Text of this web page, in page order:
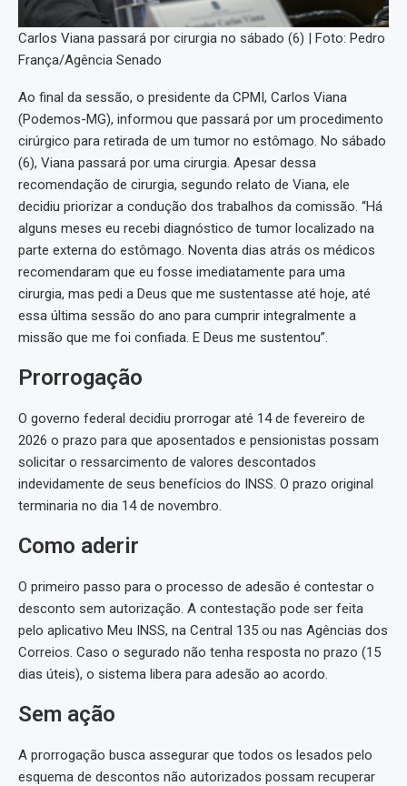
Carlos Viana passará por cirurgia no sábado (6) | Foto: Pedro
França/Agência Senado
Ao final da sessão, o presidente da CPMI, Carlos Viana
(Podemos-MG), informou que passará por um procedimento
cirúrgico para retirada de um tumor no estômago. No sábado
(6), Viana passará por uma cirurgia. Apesar dessa
recomendação de cirurgia, segundo relato de Viana, ele
decidiu priorizar a condução dos trabalhos da comissão. “Há
alguns meses eu recebi diagnóstico de tumor localizado na
parte externa do estômago. Noventa dias atrás os médicos
recomendaram que eu fosse imediatamente para uma
cirurgia, mas pedi a Deus que me sustentasse até hoje, até
essa última sessão do ano para cumprir integralmente a
missão que me foi confiada. E Deus me sustentou”.
Prorrogação
O governo federal decidiu prorrogar até 14 de fevereiro de
2026 o prazo para que aposentados e pensionistas possam
solicitar o ressarcimento de valores descontados
indevidamente de seus benefícios do INSS. O prazo original
terminaria no dia 14 de novembro.
Como aderir
O primeiro passo para o processo de adesão é contestar o
desconto sem autorização. A contestação pode ser feita
pelo aplicativo Meu INSS, na Central 135 ou nas Agências dos
Correios. Caso o segurado não tenha resposta no prazo (15
dias úteis), o sistema libera para adesão ao acordo.
Sem ação
A prorrogação busca assegurar que todos os lesados pelo
esquema de descontos não autorizados possam recuperar